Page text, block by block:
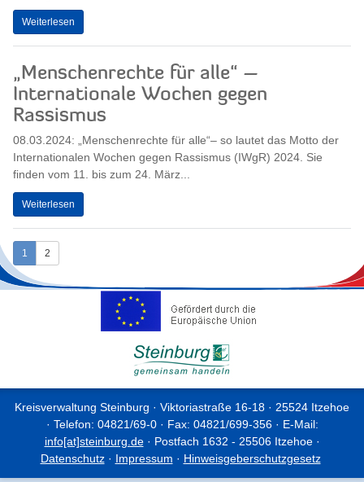
Weiterlesen
„Menschenrechte für alle“ –
Internationale Wochen gegen
Rassismus
08.03.2024: „Menschenrechte für alle“– so lautet das Motto der
Internationalen Wochen gegen Rassismus (IWgR) 2024. Sie
finden vom 11. bis zum 24. März...
Weiterlesen
1 2
Kreisverwaltung Steinburg · Viktoriastraße 16-18 · 25524 Itzehoe
· Telefon: 04821/69-0 · Fax: 04821/699-356 · E-Mail:
info[at]steinburg.de· Postfach 1632 - 25506 Itzehoe ·
Datenschutz· Impressum · Hinweisgeberschutzgesetz